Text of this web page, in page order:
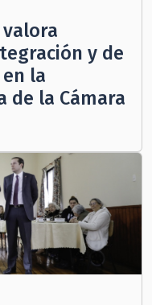
y de
la
de la Cámara